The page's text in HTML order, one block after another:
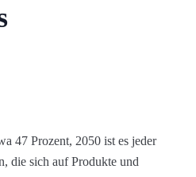
47 Prozent, 2050 ist es jeder
die sich auf Produkte und